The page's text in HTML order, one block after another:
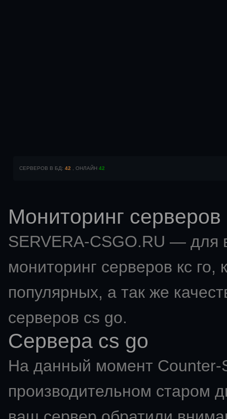
СЕРВЕРОВ В БД: 42 , ОНЛАЙН 42
Мониторинг
SERVERA-CSGO.RU — для
мониторинг серверов кс го,
популярных, а так же
серверов cs go.
Сервера cs go
На данный момент Counter-
производительном старом